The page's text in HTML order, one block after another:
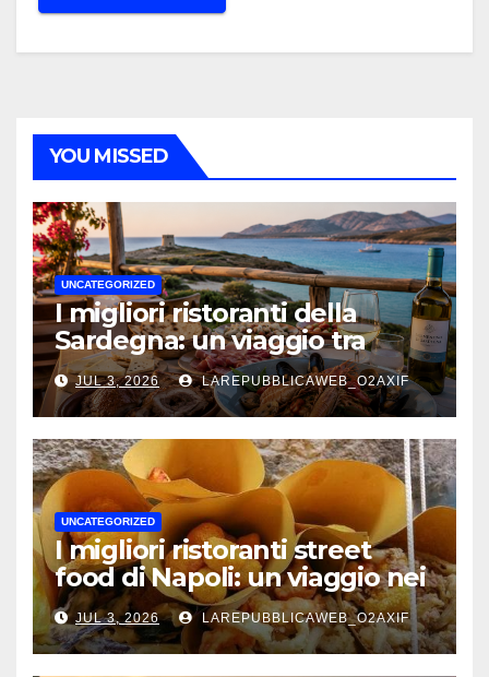
YOU MISSED
UNCATEGORIZED
I migliori ristoranti della
Sardegna: un viaggio tra
mare, tradizione e sapori
autentici
JUL 3, 2026 LAREPUBBLICAWEB_O2AXIF
UNCATEGORIZED
I migliori ristoranti street
food di Napoli: un viaggio nei
sapori autentici della città
JUL 3, 2026 LAREPUBBLICAWEB_O2AXIF